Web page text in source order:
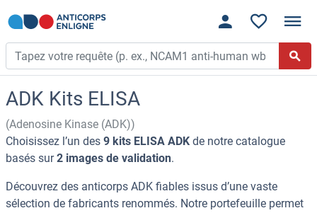
ADK Kits ELISA
(Adenosine Kinase (ADK))
Choisissez l’un des 9 kits ELISA ADK de notre catalogue
basés sur2 images de validation.
Découvrez des anticorps ADK fiables issus d’une vaste
sélection de fabricants renommés. Notre portefeuille permet